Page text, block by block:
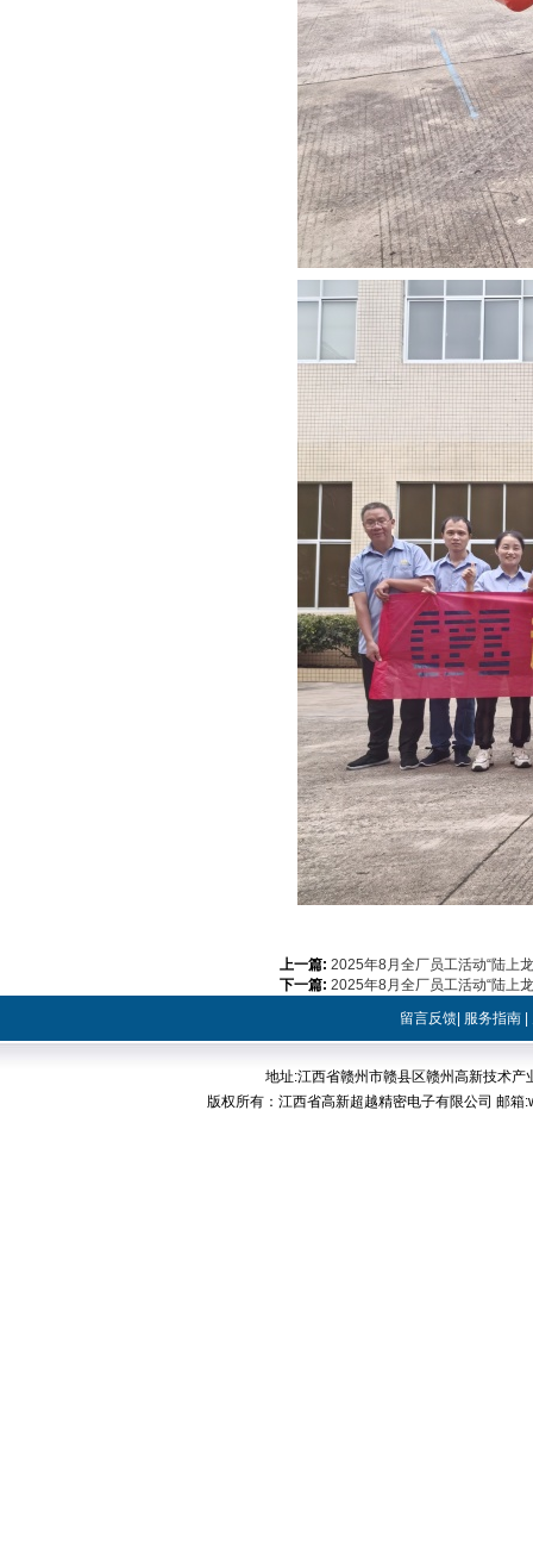
上一篇: 2025年8月全厂员工活动“陆上
下一篇: 2025年8月全厂员工活动“陆上
留言反馈 服务指南
地址:江西省赣州市赣县区赣州高新技术
版权所有：江西省高新超越精密电子有限公司 邮